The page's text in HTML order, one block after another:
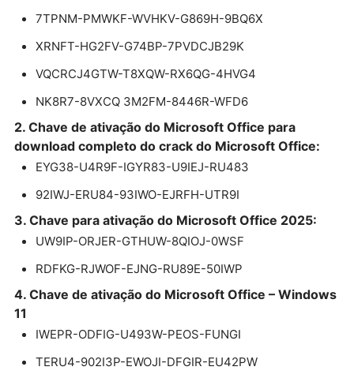
7TPNM-PMWKF-WVHKV-G869H-9BQ6X
XRNFT-HG2FV-G74BP-7PVDCJB29K
VQCRCJ4GTW-T8XQW-RX6QG-4HVG4
NK8R7-8VXCQ 3M2FM-8446R-WFD6
2. Chave de ativação do Microsoft Office para
download completo do crack do Microsoft Office:
EYG38-U4R9F-IGYR83-U9IEJ-RU483
92IWJ-ERU84-93IWO-EJRFH-UTR9I
3. Chave para ativação do Microsoft Office 2025:
UW9IP-ORJER-GTHUW-8QIOJ-0WSF
RDFKG-RJWOF-EJNG-RU89E-50IWP
4. Chave de ativação do Microsoft Office – Windows
11
IWEPR-ODFIG-U493W-PEOS-FUNGI
TERU4-902I3P-EWOJI-DFGIR-EU42PW